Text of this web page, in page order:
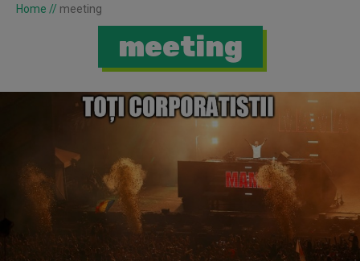
Home // meeting
meeting